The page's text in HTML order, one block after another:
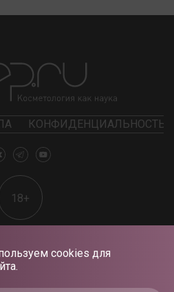
cookies для
КОНФИДЕНЦИАЛЬНОСТЬ
18+